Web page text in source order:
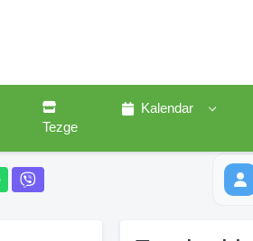
Tezge
Kalendar